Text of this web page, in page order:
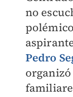
no
Pedro